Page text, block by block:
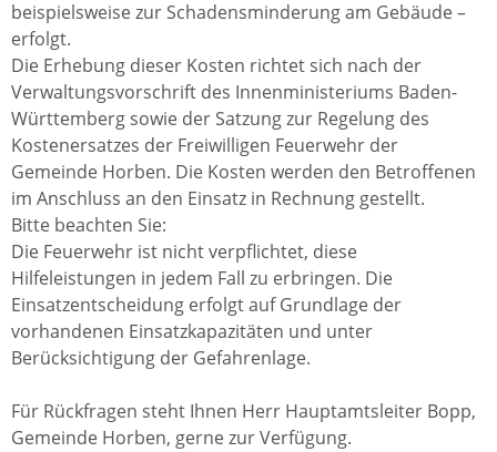
beispielsweise zur Schadensminderung am Gebäude –
erfolgt.
Die Erhebung dieser Kosten richtet sich nach der
Verwaltungsvorschrift des Innenministeriums Baden-
Württemberg sowie der Satzung zur Regelung des
Kostenersatzes der Freiwilligen Feuerwehr der
Gemeinde Horben. Die Kosten werden den Betroffenen
im Anschluss an den Einsatz in Rechnung gestellt.
Bitte beachten Sie:
Die Feuerwehr ist nicht verpflichtet, diese
Hilfeleistungen in jedem Fall zu erbringen. Die
Einsatzentscheidung erfolgt auf Grundlage der
vorhandenen Einsatzkapazitäten und unter
Berücksichtigung der Gefahrenlage.
Für Rückfragen steht Ihnen Herr Hauptamtsleiter Bopp,
Gemeinde Horben, gerne zur Verfügung.